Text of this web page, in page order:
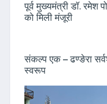
पूर्व मुख्यमंत्री डॉ. रमेश
को मिली मंजूरी
संकल्प एक – ढण्ङेरा
स्वरूप